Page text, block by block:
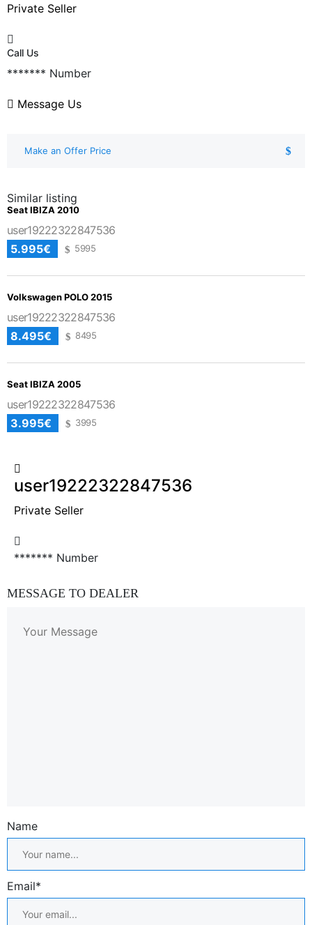
Private Seller
Call Us
******* Number
Message Us
Make an Offer Price
Similar listing
Seat IBIZA 2010
user19222322847536
5.995€
5995
Volkswagen POLO 2015
user19222322847536
8.495€
8495
Seat IBIZA 2005
user19222322847536
3.995€
3995
user19222322847536
Private Seller
******* Number
MESSAGE TO DEALER
Name
Email*